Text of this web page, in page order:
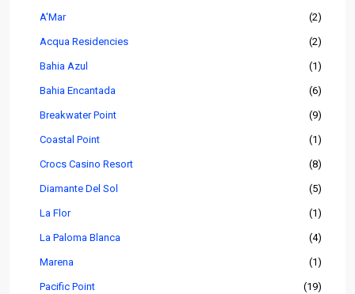
A'Mar (2)
Acqua Residencies (2)
Bahia Azul (1)
Bahia Encantada (6)
Breakwater Point (9)
Coastal Point (1)
Crocs Casino Resort (8)
Diamante Del Sol (5)
La Flor (1)
La Paloma Blanca (4)
Marena (1)
Pacific Point (19)